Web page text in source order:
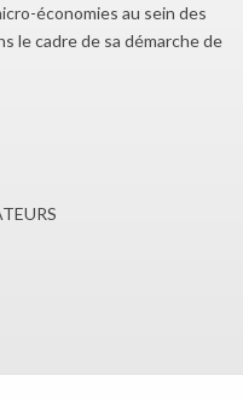
économies au sein des
le cadre de sa démarche de